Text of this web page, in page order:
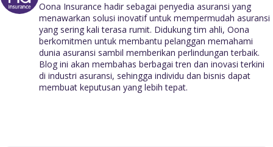
Oona Insurance hadir sebagai penyedia asuransi yang
menawarkan solusi inovatif untuk mempermudah asuransi
yang sering kali terasa rumit. Didukung tim ahli, Oona
berkomitmen untuk membantu pelanggan memahami
dunia asuransi sambil memberikan perlindungan terbaik.
Blog ini akan membahas berbagai tren dan inovasi terkini
di industri asuransi, sehingga individu dan bisnis dapat
membuat keputusan yang lebih tepat.